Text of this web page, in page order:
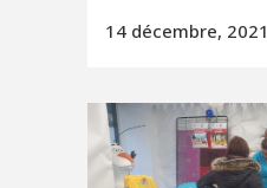
14 décembre, 2021